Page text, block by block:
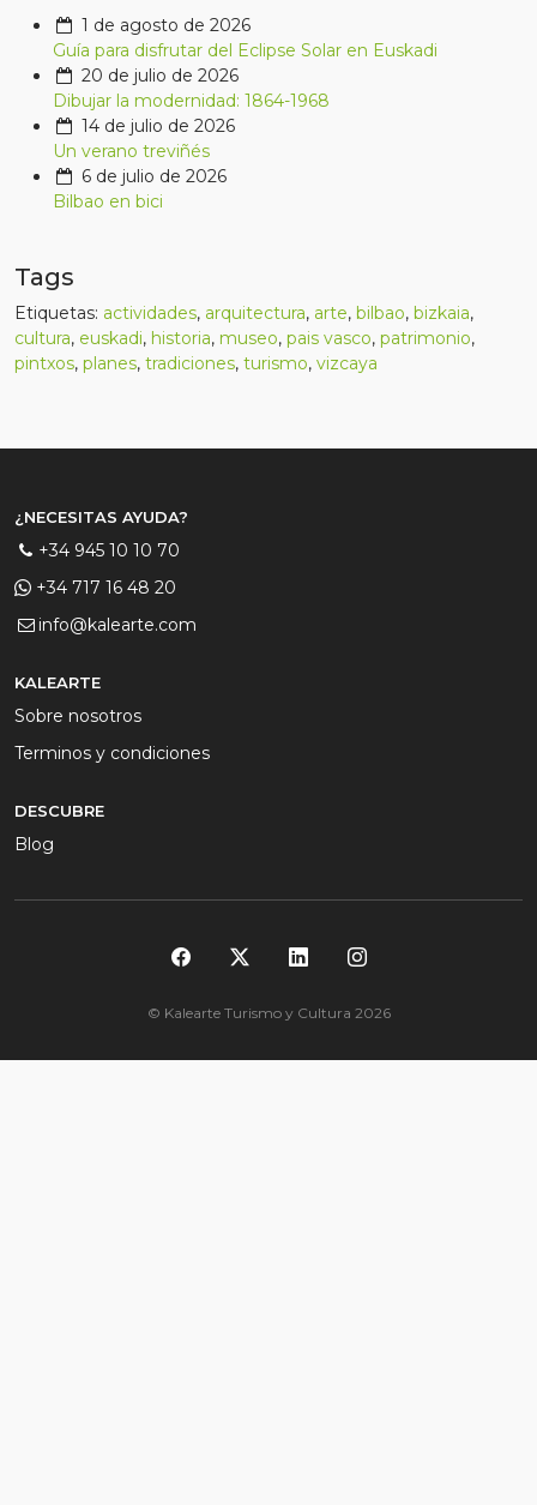
1 de agosto de 2026
Guía para disfrutar del Eclipse Solar en Euskadi
20 de julio de 2026
Dibujar la modernidad: 1864-1968
14 de julio de 2026
Un verano treviñés
6 de julio de 2026
Bilbao en bici
Tags
Etiquetas: actividades, arquitectura, arte, bilbao, bizkaia,
cultura, euskadi, historia, museo, pais vasco, patrimonio,
pintxos, planes, tradiciones, turismo, vizcaya
¿NECESITAS AYUDA?
+34 945 10 10 70
+34 717 16 48 20
info@kalearte.com
KALEARTE
Sobre nosotros
Terminos y condiciones
DESCUBRE
Blog
© Kalearte Turismo y Cultura 2026